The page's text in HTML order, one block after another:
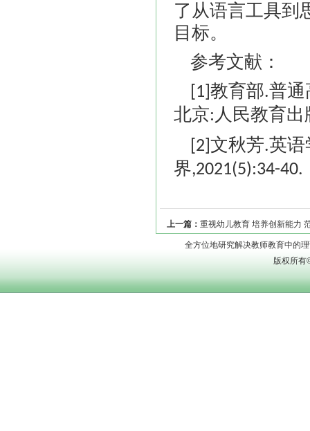
了从语言工具到
目标。
参考文献：
[1] 教育部.普通
北京: 人民教育出
[2] 文秋芳.英语
界,2021(5):34-40.
上一篇： 重视幼儿教育 培养创新能力
全方位地研究解决教师教育中的
版权所有